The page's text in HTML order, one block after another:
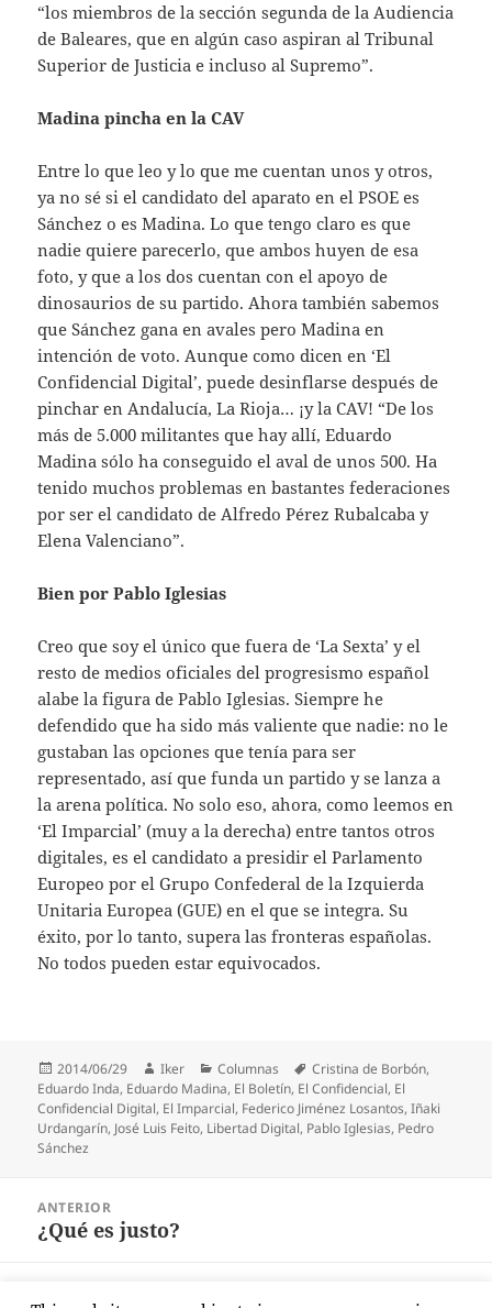
“los miembros de la sección segunda de la Audiencia
de Baleares, que en algún caso aspiran al Tribunal
Superior de Justicia e incluso al Supremo”.
Madina pincha en la CAV
Entre lo que leo y lo que me cuentan unos y otros,
ya no sé si el candidato del aparato en el PSOE es
Sánchez o es Madina. Lo que tengo claro es que
nadie quiere parecerlo, que ambos huyen de esa
foto, y que a los dos cuentan con el apoyo de
dinosaurios de su partido. Ahora también sabemos
que Sánchez gana en avales pero Madina en
intención de voto. Aunque como dicen en ‘El
Confidencial Digital’, puede desinflarse después de
pinchar en Andalucía, La Rioja… ¡y la CAV! “De los
más de 5.000 militantes que hay allí, Eduardo
Madina sólo ha conseguido el aval de unos 500. Ha
tenido muchos problemas en bastantes federaciones
por ser el candidato de Alfredo Pérez Rubalcaba y
Elena Valenciano”.
Bien por Pablo Iglesias
Creo que soy el único que fuera de ‘La Sexta’ y el
resto de medios oficiales del progresismo español
alabe la figura de Pablo Iglesias. Siempre he
defendido que ha sido más valiente que nadie: no le
gustaban las opciones que tenía para ser
representado, así que funda un partido y se lanza a
la arena política. No solo eso, ahora, como leemos en
‘El Imparcial’ (muy a la derecha) entre tantos otros
digitales, es el candidato a presidir el Parlamento
Europeo por el Grupo Confederal de la Izquierda
Unitaria Europea (GUE) en el que se integra. Su
éxito, por lo tanto, supera las fronteras españolas.
No todos pueden estar equivocados.
Publicado
el
2014/06/29 Autor
Iker Categorías
Columnas Etiquetas
Cristina de Borbón,
Eduardo Inda, Eduardo Madina, El Boletín, El Confidencial, El
Confidencial Digital, El Imparcial, Federico Jiménez Losantos,Iñaki
Urdangarín, José Luis Feito, Libertad Digital, Pablo Iglesias, Pedro
Sánchez
entradas
ANTERIOR
Entrada
¿Qué es justo?